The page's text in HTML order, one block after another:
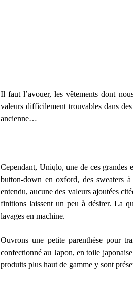
Il faut l’avouer, les vêtements dont
valeurs difficilement trouvables dans
ancienne…
Cependant, Uniqlo, une de ces grandes
button-down en oxford, des sweaters
entendu, aucune des valeurs ajoutées
finitions laissent un peu à désirer. La
lavages en machine.
Ouvrons une petite parenthèse pour
confectionné au Japon, en toile
produits plus haut de gamme y sont